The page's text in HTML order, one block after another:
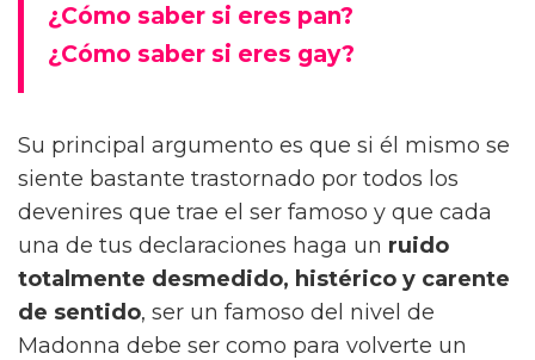
¿Cómo saber si eres pan?
¿Cómo saber si eres gay?
Su principal argumento es que si él mismo se
siente bastante trastornado por todos los
devenires que trae el ser famoso y que cada
una de tus declaraciones haga un ruido
totalmente desmedido, histérico y carente
de sentido, ser un famoso del nivel de
Madonna debe ser como para volverte un